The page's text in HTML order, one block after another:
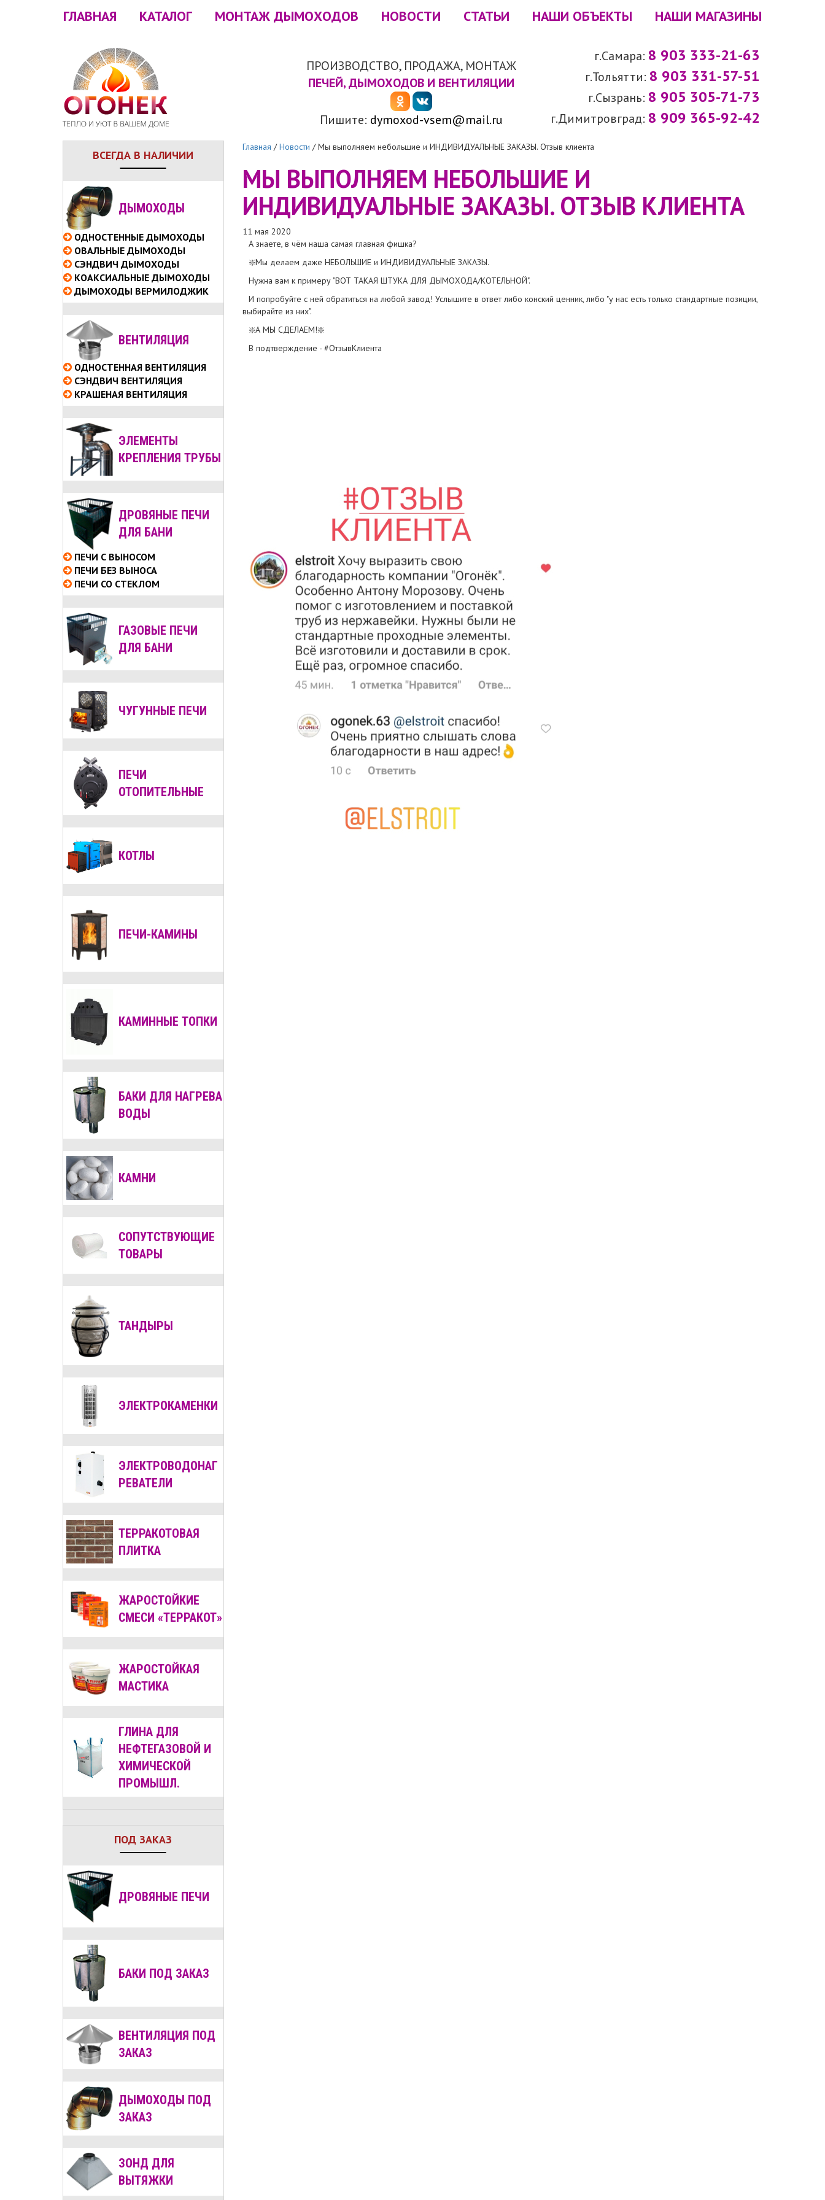
ГЛАВНАЯ КАТАЛОГ МОНТАЖ ДЫМОХОДОВ НОВОСТИ СТАТЬИ НАШИ ОБЪЕКТЫ НАШИ МАГАЗИНЫ
ПРОИЗВОДСТВО, ПРОДАЖА, МОНТАЖ
ПЕЧЕЙ, ДЫМОХОДОВ И ВЕНТИЛЯЦИИ
Пишите: dymoxod-vsem@mail.ru
г.Самара: 8 903 333-21-63
г.Тольятти: 8 903 331-57-51
г.Сызрань: 8 905 305-71-73
г.Димитровград: 8 909 365-92-42
Главная / Новости / Мы выполняем небольшие и ИНДИВИДУАЛЬНЫЕ ЗАКАЗЫ. Отзыв клиента
МЫ ВЫПОЛНЯЕМ НЕБОЛЬШИЕ И
ИНДИВИДУАЛЬНЫЕ ЗАКАЗЫ. ОТЗЫВ КЛИЕНТА
11 мая 2020
А знаете, в чём наша самая главная фишка?
❇️Мы делаем даже НЕБОЛЬШИЕ и ИНДИВИДУАЛЬНЫЕ ЗАКАЗЫ.
Нужна вам к примеру "ВОТ ТАКАЯ ШТУКА ДЛЯ ДЫМОХОДА/КОТЕЛЬНОЙ".
И попробуйте с ней обратиться на любой завод! Услышите в ответ либо конский ценник, либо "у нас есть только стандартные позиции,
выбирайте из них".
❇️А МЫ СДЕЛАЕМ!❇️
В подтверждение - #ОтзывКлиента
ВСЕГДА В НАЛИЧИИ
ДЫМОХОДЫ
ОДНОСТЕННЫЕ ДЫМОХОДЫ
ОВАЛЬНЫЕ ДЫМОХОДЫ
СЭНДВИЧ ДЫМОХОДЫ
КОАКСИАЛЬНЫЕ ДЫМОХОДЫ
ДЫМОХОДЫ ВЕРМИЛОДЖИК
ВЕНТИЛЯЦИЯ
ОДНОСТЕННАЯ ВЕНТИЛЯЦИЯ
СЭНДВИЧ ВЕНТИЛЯЦИЯ
КРАШЕНАЯ ВЕНТИЛЯЦИЯ
ЭЛЕМЕНТЫ
КРЕПЛЕНИЯ ТРУБЫ
ДРОВЯНЫЕ ПЕЧИ
ДЛЯ БАНИ
ПЕЧИ С ВЫНОСОМ
ПЕЧИ БЕЗ ВЫНОСА
ПЕЧИ СО СТЕКЛОМ
ГАЗОВЫЕ ПЕЧИ
ДЛЯ БАНИ
ЧУГУННЫЕ ПЕЧИ
ПЕЧИ
ОТОПИТЕЛЬНЫЕ
КОТЛЫ
ПЕЧИ-КАМИНЫ
КАМИННЫЕ ТОПКИ
БАКИ ДЛЯ НАГРЕВА
ВОДЫ
КАМНИ
СОПУТСТВУЮЩИЕ
ТОВАРЫ
ТАНДЫРЫ
ЭЛЕКТРОКАМЕНКИ
ЭЛЕКТРОВОДОНАГ
РЕВАТЕЛИ
ТЕРРАКОТОВАЯ
ПЛИТКА
ЖАРОСТОЙКИЕ
СМЕСИ «ТЕРРАКОТ»
ЖАРОСТОЙКАЯ
МАСТИКА
ГЛИНА ДЛЯ
НЕФТЕГАЗОВОЙ И
ХИМИЧЕСКОЙ
ПРОМЫШЛ.
ПОД ЗАКАЗ
ДРОВЯНЫЕ ПЕЧИ
БАКИ ПОД ЗАКАЗ
ВЕНТИЛЯЦИЯ ПОД
ЗАКАЗ
ДЫМОХОДЫ ПОД
ЗАКАЗ
ЗОНД ДЛЯ
ВЫТЯЖКИ